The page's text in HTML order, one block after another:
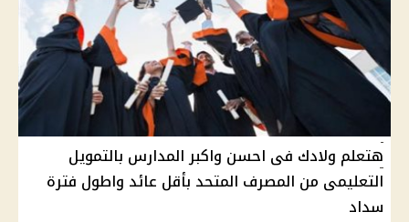
هتعلم ولادك فى احسن واكبر المدارس بالتمويل
التعليمى من المصرف المتحد بأقل عائد واطول فترة
سداد